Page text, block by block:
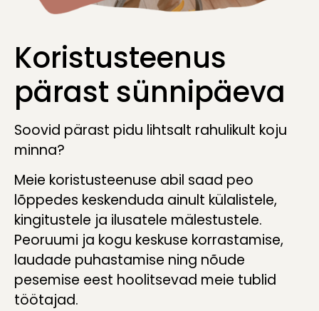
Koristusteenus
pärast sünnipäeva
Soovid pärast pidu lihtsalt rahulikult koju
minna?
Meie koristusteenuse abil saad peo
lõppedes keskenduda ainult külalistele,
kingitustele ja ilusatele mälestustele.
Peoruumi ja kogu keskuse korrastamise,
laudade puhastamise ning nõude
pesemise eest hoolitsevad meie tublid
töötajad.